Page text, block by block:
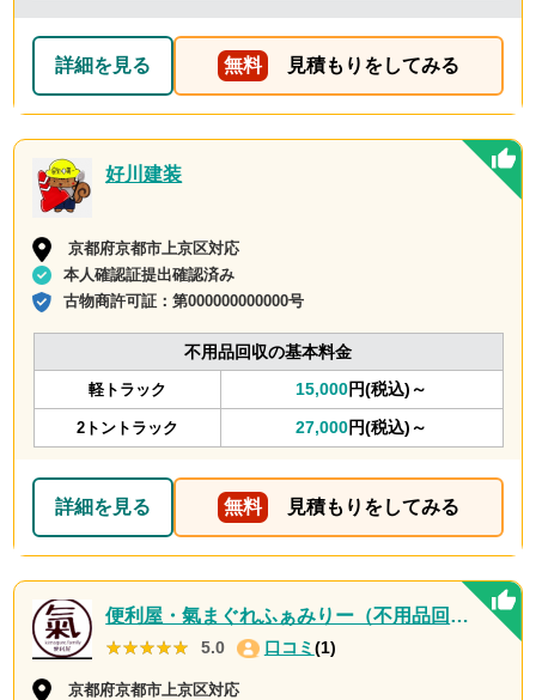
詳細を見る 無料 見積もりをしてみる
好川建装
京都府京都市上京区対応
本人確認証提出確認済み
古物商許可証：第000000000000号
不用品回収の基本料金
軽トラック 15,000円(税込)～
2トントラック 27,000円(税込)～
詳細を見る 無料 見積もりをしてみる
便利屋・氣まぐれふぁみりー（不用品回収・遺品整理・お墓参り代行等、幅広く対応しております）
★★★★★
★★★★★ 5.0 口コミ (1)
京都府京都市上京区対応